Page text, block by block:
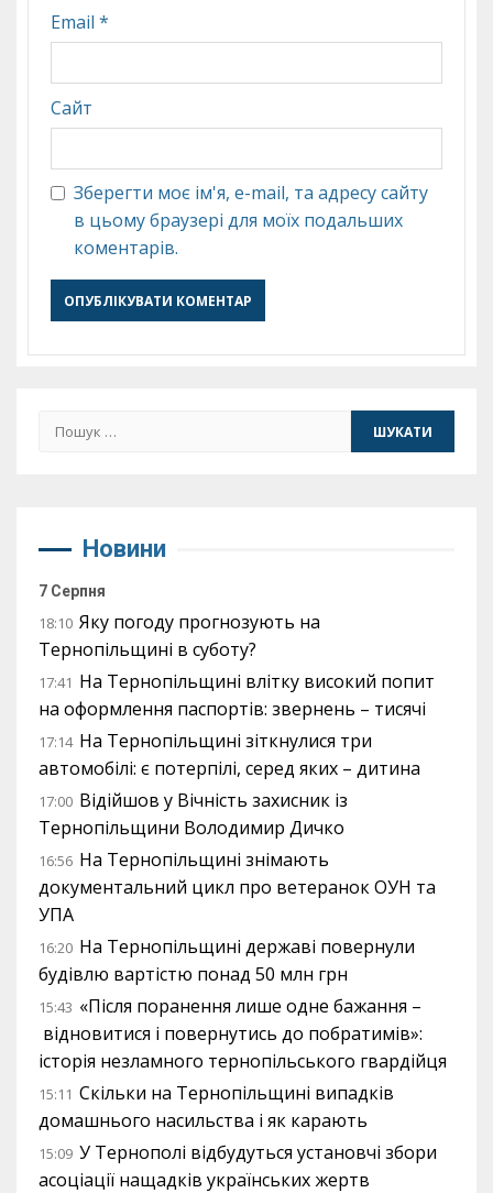
Email *
Сайт
Зберегти моє ім'я, e-mail, та адресу сайту
в цьому браузері для моїх подальших
коментарів.
Пошук:
Новини
7 Серпня
18:10 Яку погоду прогнозують на
Тернопільщині в суботу?
17:41 На Тернопільщині влітку високий попит
на оформлення паспортів: звернень – тисячі
17:14 На Тернопільщині зіткнулися три
автомобілі: є потерпілі, серед яких – дитина
17:00 Відійшов у Вічність захисник із
Тернопільщини Володимир Дичко
16:56 На Тернопільщині знімають
документальний цикл про ветеранок ОУН та
УПА
16:20 На Тернопільщині державі повернули
будівлю вартістю понад 50 млн грн
15:43 «Після поранення лише одне бажання –
відновитися і повернутись до побратимів»:
історія незламного тернопільського гвардійця
15:11 Скільки на Тернопільщині випадків
домашнього насильства і як карають
15:09 У Тернополі відбудуться установчі збори
асоціації нащадків українських жертв